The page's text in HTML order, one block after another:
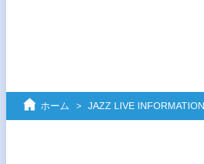
ホーム JAZZ LIVE INFORMATION